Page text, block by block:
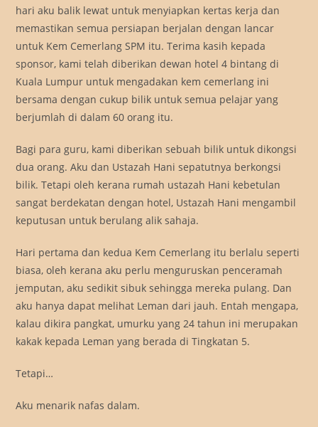
hari aku balik lewat untuk menyiapkan kertas kerja dan
memastikan semua persiapan berjalan dengan lancar
untuk Kem Cemerlang SPM itu. Terima kasih kepada
sponsor, kami telah diberikan dewan hotel 4 bintang di
Kuala Lumpur untuk mengadakan kem cemerlang ini
bersama dengan cukup bilik untuk semua pelajar yang
berjumlah di dalam 60 orang itu.
Bagi para guru, kami diberikan sebuah bilik untuk dikongsi
dua orang. Aku dan Ustazah Hani sepatutnya berkongsi
bilik. Tetapi oleh kerana rumah ustazah Hani kebetulan
sangat berdekatan dengan hotel, Ustazah Hani mengambil
keputusan untuk berulang alik sahaja.
Hari pertama dan kedua Kem Cemerlang itu berlalu seperti
biasa, oleh kerana aku perlu menguruskan penceramah
jemputan, aku sedikit sibuk sehingga mereka pulang. Dan
aku hanya dapat melihat Leman dari jauh. Entah mengapa,
kalau dikira pangkat, umurku yang 24 tahun ini merupakan
kakak kepada Leman yang berada di Tingkatan 5.
Tetapi…
Aku menarik nafas dalam.